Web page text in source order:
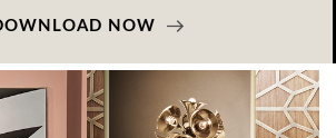
NOW